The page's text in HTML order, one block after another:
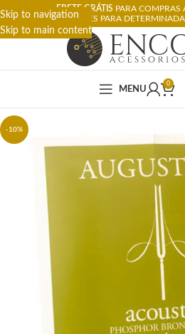
Skip to navigation
Skip to main content
FRETE GRÁTIS PARA
RESTRIÇÕES PARA
MENU
0
-10%